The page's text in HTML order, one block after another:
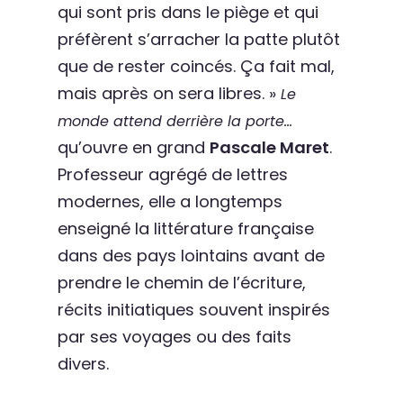
qui sont pris dans le piège et qui
préfèrent s’arracher la patte plutôt
que de rester coincés. Ça fait mal,
mais après on sera libres. » Le
monde attend derrière la porte…
qu’ouvre en grand Pascale Maret.
Professeur agrégé de lettres
modernes, elle a longtemps
enseigné la littérature française
dans des pays lointains avant de
prendre le chemin de l’écriture,
récits initiatiques souvent inspirés
par ses voyages ou des faits
divers.